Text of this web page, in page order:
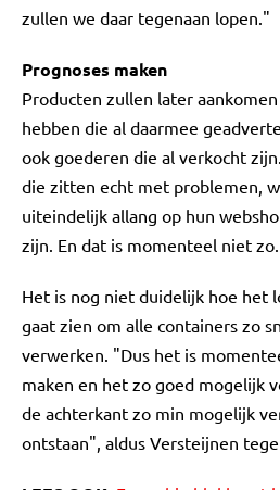
zullen we daar tegenaan lopen."
Prognoses maken
Producten zullen later
hebben die al daarmee
ook goederen die al verkocht
die zitten echt met problemen,
uiteindelijk allang op hun
zijn. En dat is momenteel niet
Het is nog niet duidelijk hoe het
gaat zien om alle containers zo
verwerken. "Dus het is
maken en het zo goed mogelijk
de achterkant zo min mogelijk
ontstaan", aldus Versteijnen